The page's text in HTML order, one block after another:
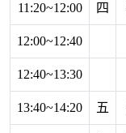
11:20~12:00 四
12:00~12:40
12:40~13:30
13:40~14:20 五